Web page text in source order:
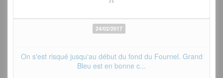
24/02/2017
On s'est risqué jusqu'au début du fond du Fournel. Grand
Bleu est en bonne c...